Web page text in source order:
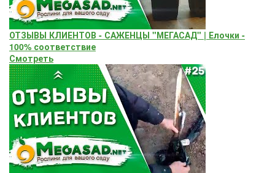
ОТЗЫВЫ КЛИЕНТОВ - САЖЕНЦЫ "МЕГАСАД" | Елочки -
100% соответствие
Смотреть